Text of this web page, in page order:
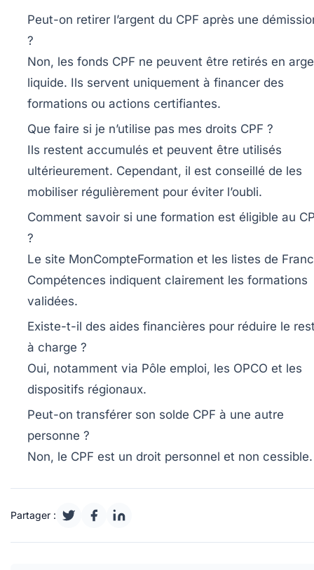
Peut-on retirer l’argent du CPF après une
?
Non, les fonds CPF ne peuvent être retirés en
liquide. Ils servent uniquement à financer des
formations ou actions certifiantes.
Que faire si je n’utilise pas mes droits CPF ?
Ils restent accumulés et peuvent être utilisés
ultérieurement. Cependant, il est conseillé de les
mobiliser régulièrement pour éviter l’oubli.
Comment savoir si une formation est éligible au
?
Le site MonCompteFormation et les listes de
Compétences indiquent clairement les formations
validées.
Existe-t-il des aides financières pour réduire le
à charge ?
Oui, notamment via Pôle emploi, les OPCO et les
dispositifs régionaux.
Peut-on transférer son solde CPF à une autre
personne ?
Non, le CPF est un droit personnel et non cessible.
Partager :